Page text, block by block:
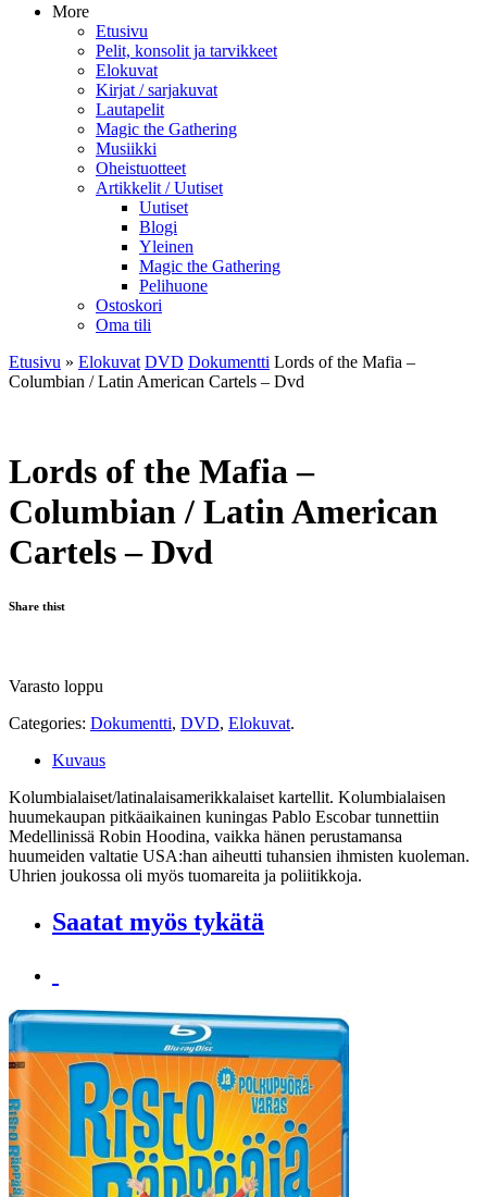
More
Etusivu
Pelit, konsolit ja tarvikkeet
Elokuvat
Kirjat / sarjakuvat
Lautapelit
Magic the Gathering
Musiikki
Oheistuotteet
Artikkelit / Uutiset
Uutiset
Blogi
Yleinen
Magic the Gathering
Pelihuone
Ostoskori
Oma tili
Etusivu » Elokuvat DVD Dokumentti Lords of the Mafia –
Columbian / Latin American Cartels – Dvd
Lords of the Mafia –
Columbian / Latin American
Cartels – Dvd
Share thist
Varasto loppu
Categories: Dokumentti, DVD, Elokuvat.
Kuvaus
Kolumbialaiset/latinalaisamerikkalaiset kartellit. Kolumbialaisen
huumekaupan pitkäaikainen kuningas Pablo Escobar tunnettiin
Medellinissä Robin Hoodina, vaikka hänen perustamansa
huumeiden valtatie USA:han aiheutti tuhansien ihmisten kuoleman.
Uhrien joukossa oli myös tuomareita ja poliitikkoja.
Saatat myös tykätä